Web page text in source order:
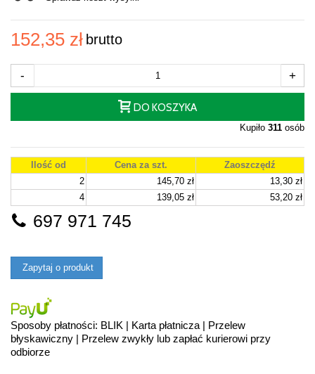
152,35 zł brutto
- +
DO KOSZYKA
Kupiło 311 osób
Ilość od Cena za szt.
Zaoszczędź
2
145,70 zł
13,30 zł
4
139,05 zł 53,20 zł
697 971 745
Zapytaj o produkt
Sposoby płatności: BLIK | Karta płatnicza | Przelew
błyskawiczny | Przelew zwykły lub zapłać kurierowi przy
odbiorze